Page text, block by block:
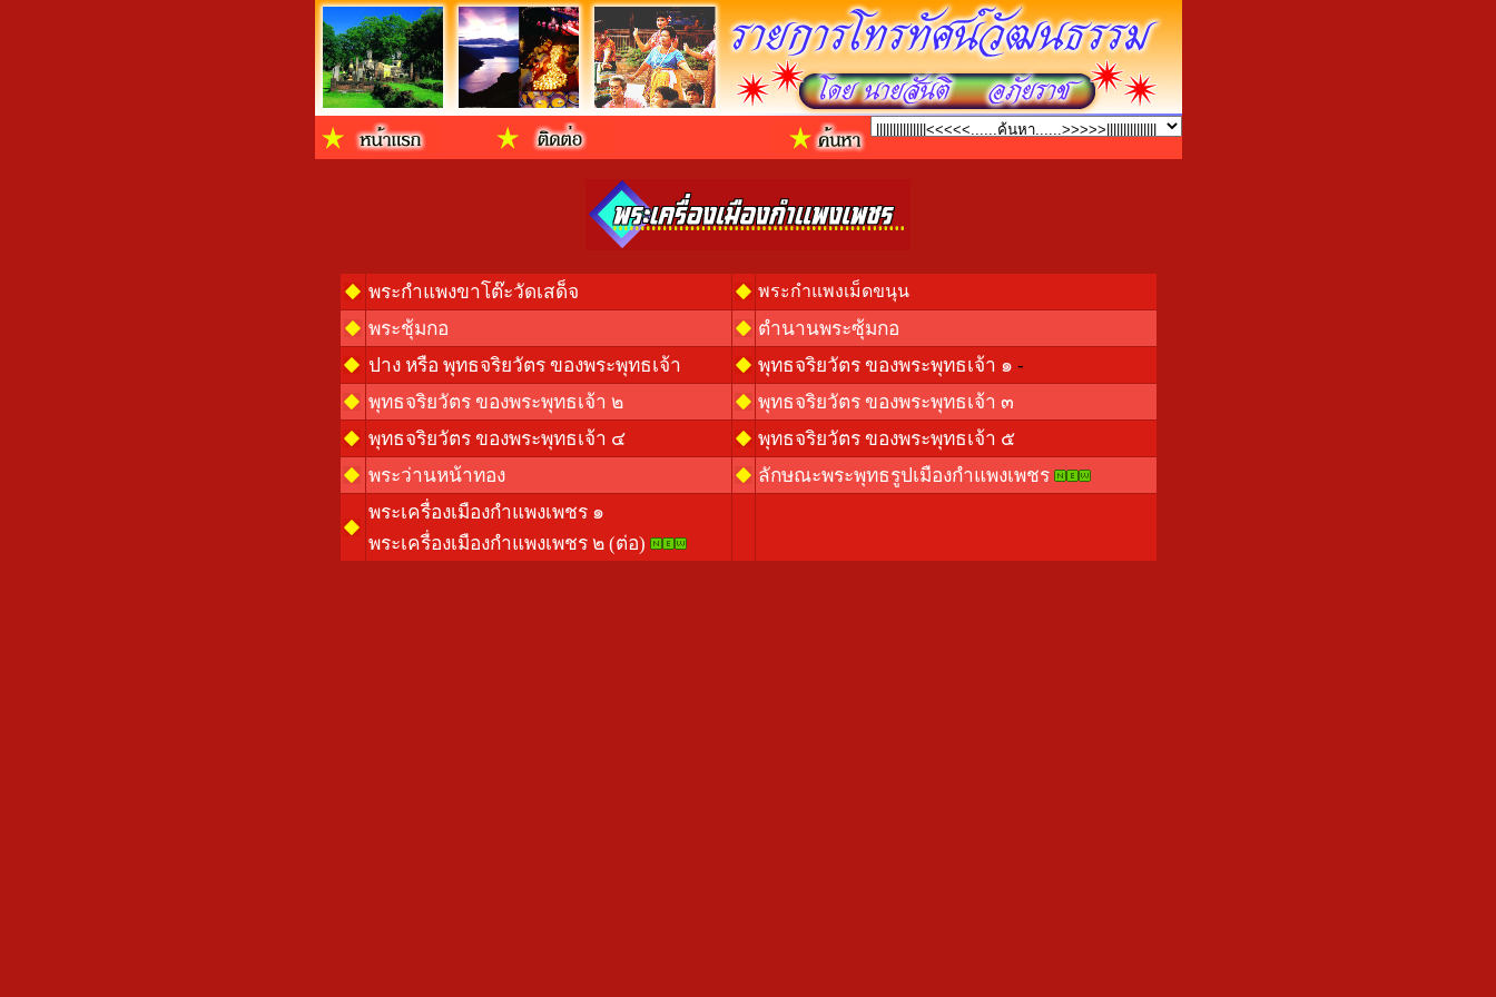
พระกำแพงขาโต๊ะวัดเสด็จ พระกำแพงเม็ดขนุน
พระชุ้มกอ
ตำนานพระซุ้มกอ
ปาง หรือ พุทธจริยวัตร ของพระพุทธเจ้า
พุทธจริยวัตร ของพระพุทธเจ้า ๑ -
พุทธจริยวัตร ของพระพุทธเจ้า ๒
พุทธจริยวัตร ของพระพุทธเจ้า ๓
พุทธจริยวัตร ของพระพุทธเจ้า ๔
พุทธจริยวัตร ของพระพุทธเจ้า ๕
พระว่านหน้าทอง
ลักษณะพระพุทธรูปเมืองกำแพงเพชร
พระเครื่องเมืองกำแพงเพชร ๑
พระเครื่องเมืองกำแพงเพชร ๒ (ต่อ)